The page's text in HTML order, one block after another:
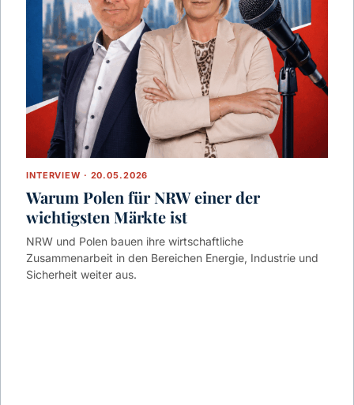
INTERVIEW · 20.05.2026
Warum Polen für NRW einer der
wichtigsten Märkte ist
NRW und Polen bauen ihre wirtschaftliche
Zusammenarbeit in den Bereichen Energie, Industrie und
Sicherheit weiter aus.